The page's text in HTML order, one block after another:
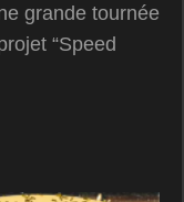
grande tournée
“Speed